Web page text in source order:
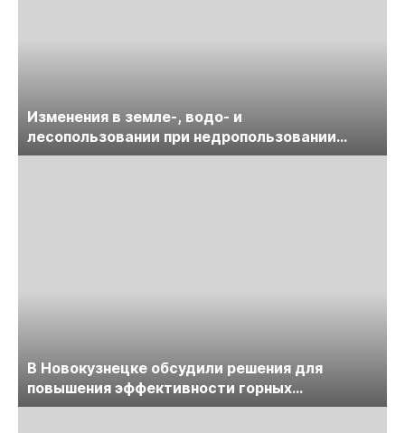
Изменения в земле-, водо- и
лесопользовании при недропользовании
обсудят на семинаре «ПравоТЭК»
В Новокузнецке обсудили решения для
повышения эффективности горных
предприятий